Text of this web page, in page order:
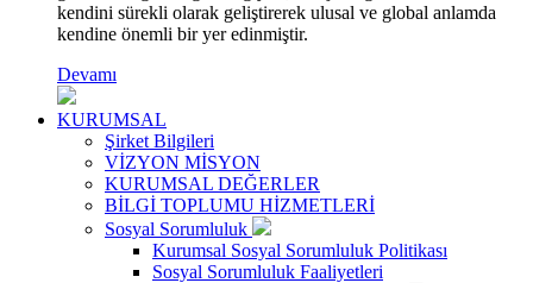
kendini sürekli olarak geliştirerek ulusal ve global anlamda
kendine önemli bir yer edinmiştir.
Devamı
KURUMSAL
Şirket Bilgileri
VİZYON MİSYON
KURUMSAL DEĞERLER
BİLGİ TOPLUMU HİZMETLERİ
Sosyal Sorumluluk
Kurumsal Sosyal Sorumluluk Politikası
Sosyal Sorumluluk Faaliyetleri